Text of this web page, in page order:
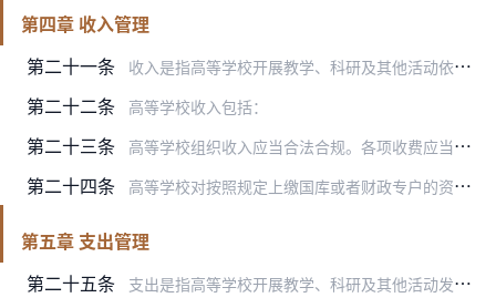
第四章 收入管理
第二十一条
收入是指高等学校开展教学、科研及其他活动依法取得的非偿还性资金。
第二十二条 高等学校收入包括：
第二十三条 高等学校组织收入应当合法合规。各项收费应当严格执行国家规定的收费范围和标准，并使用合法票据；各项收入应当全部纳入学校预算，统一核算，统一管理，未纳入预算的收入不…
第二十四条 高等学校对按照规定上缴国库或者财政专户的资金，应当按照国库集中收缴的有关规定及时足额上缴，不得隐瞒、滞留、截留、占用、挪用、拖欠或坐支。
第五章 支出管理
第二十五条
支出是指高等学校开展教学、科研及其他活动发生的资金耗费和损失。